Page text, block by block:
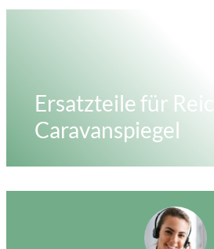
Ersatzteile für Reich
Caravanspiegel